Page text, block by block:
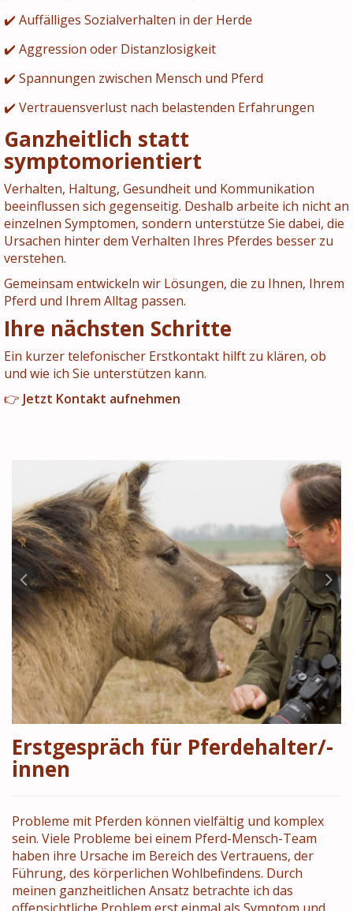
✔️ Auffälliges Sozialverhalten in der Herde
✔️ Aggression oder Distanzlosigkeit
✔️ Spannungen zwischen Mensch und Pferd
✔️ Vertrauensverlust nach belastenden Erfahrungen
Ganzheitlich statt
symptomorientiert
Verhalten, Haltung, Gesundheit und Kommunikation
beeinflussen sich gegenseitig. Deshalb arbeite ich nicht an
einzelnen Symptomen, sondern unterstütze Sie dabei, die
Ursachen hinter dem Verhalten Ihres Pferdes besser zu
verstehen.
Gemeinsam entwickeln wir Lösungen, die zu Ihnen, Ihrem
Pferd und Ihrem Alltag passen.
Ihre nächsten Schritte
Ein kurzer telefonischer Erstkontakt hilft zu klären, ob
und wie ich Sie unterstützen kann.
👉 Jetzt Kontakt aufnehmen
Erstgespräch für Pferdehalter/-
innen
Probleme mit Pferden können vielfältig und komplex
sein. Viele Probleme bei einem Pferd-Mensch-Team
haben ihre Ursache im Bereich des Vertrauens, der
Führung, des körperlichen Wohlbefindens. Durch
meinen ganzheitlichen Ansatz betrachte ich das